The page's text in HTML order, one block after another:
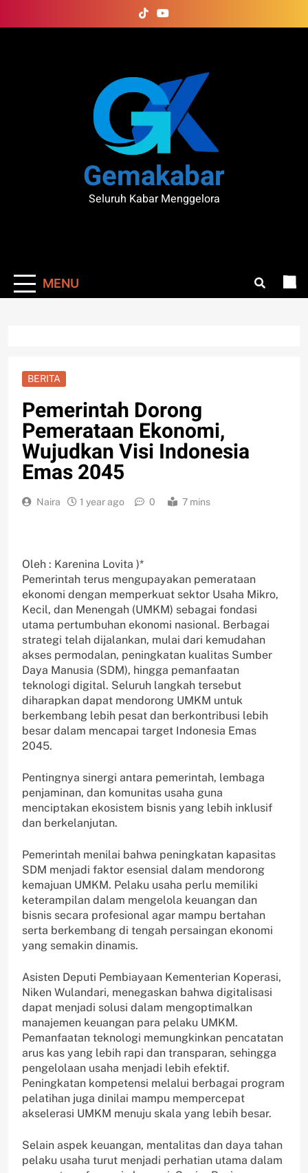
to
Gemakabar
Seluruh Kabar Menggelora
MENU
BERITA
Pemerintah Dorong
Pemerataan Ekonomi,
Wujudkan Visi Indonesia
Emas 2045
Naira 1 year ago 0 7 mins
Oleh : Karenina Lovita )*
Pemerintah terus mengupayakan pemerataan
ekonomi dengan memperkuat sektor Usaha Mikro,
Kecil, dan Menengah (UMKM) sebagai fondasi
utama pertumbuhan ekonomi nasional. Berbagai
strategi telah dijalankan, mulai dari kemudahan
akses permodalan, peningkatan kualitas Sumber
Daya Manusia (SDM), hingga pemanfaatan
teknologi digital. Seluruh langkah tersebut
diharapkan dapat mendorong UMKM untuk
berkembang lebih pesat dan berkontribusi lebih
besar dalam mencapai target Indonesia Emas
2045.
Pentingnya sinergi antara pemerintah, lembaga
penjaminan, dan komunitas usaha guna
menciptakan ekosistem bisnis yang lebih inklusif
dan berkelanjutan.
Pemerintah menilai bahwa peningkatan kapasitas
SDM menjadi faktor esensial dalam mendorong
kemajuan UMKM. Pelaku usaha perlu memiliki
keterampilan dalam mengelola keuangan dan
bisnis secara profesional agar mampu bertahan
serta berkembang di tengah persaingan ekonomi
yang semakin dinamis.
Asisten Deputi Pembiayaan Kementerian Koperasi,
Niken Wulandari, menegaskan bahwa digitalisasi
dapat menjadi solusi dalam mengoptimalkan
manajemen keuangan para pelaku UMKM.
Pemanfaatan teknologi memungkinkan pencatatan
arus kas yang lebih rapi dan transparan, sehingga
pengelolaan usaha menjadi lebih efektif.
Peningkatan kompetensi melalui berbagai program
pelatihan juga dinilai mampu mempercepat
akselerasi UMKM menuju skala yang lebih besar.
Selain aspek keuangan, mentalitas dan daya tahan
pelaku usaha turut menjadi perhatian utama dalam